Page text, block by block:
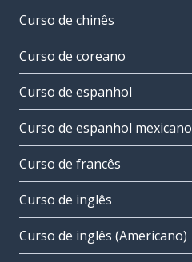
Curso de chinês
Curso de coreano
Curso de espanhol
Curso de espanhol mexicano
Curso de francês
Curso de inglês
Curso de inglês (Americano)